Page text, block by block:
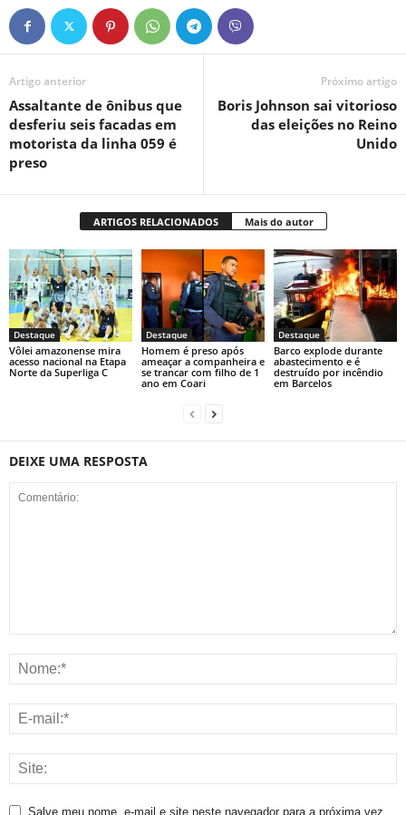
Artigo anterior
Assaltante de ônibus que
desferiu seis facadas em
motorista da linha 059 é
preso
Próximo artigo
Boris Johnson sai vitorioso
das eleições no Reino
Unido
ARTIGOS RELACIONADOS Mais do autor
Destaque
Vôlei amazonense mira
acesso nacional na Etapa
Norte da Superliga C
Destaque
Homem é preso após
ameaçar a companheira e
se trancar com filho de 1
ano em Coari
Destaque
Barco explode durante
abastecimento e é
destruído por incêndio
em Barcelos
DEIXE UMA RESPOSTA
Salve meu nome, e-mail e site neste navegador para a próxima vez